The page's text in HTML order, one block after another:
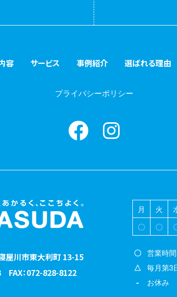
容 サービス 事例紹介 選ばれる理由
プライバシーポリシー
Facebook
屋川市東大利町 13-15
FAX：072-828-8122
月 火
〇
〇
〇 営業時
△ 毎月第3
- お休み